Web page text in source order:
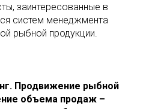
заинтересованные в
систем менеджмента
рыбной продукции.
Продвижение рыбной
объема продаж –